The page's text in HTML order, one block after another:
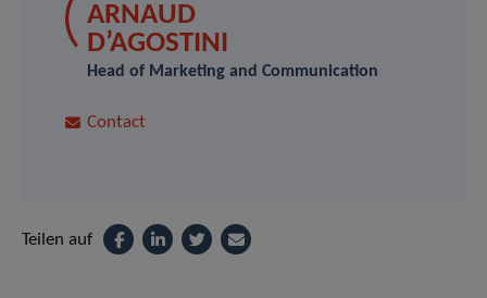
ARNAUD
D’AGOSTINI
Head of Marketing and Communication
Contact
Teilen auf